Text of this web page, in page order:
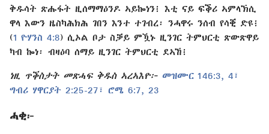
ቅዱሳት ጽሑፋት ዚሰማማዕንዶ ኣይኰነን፧ እቲ ናይ ፍቕሪ ኣምላኽሲ
ዋላ እውን ዜስካሕክሕ ገበን እንተ ተገብረ፡ ንሓዋሩ ንሰብ የሳቒ ድዩ፧
(1 ዮሃንስ 4:8) ሲኦል ቦታ ስቓይ ምዃኑ ዚንገር ትምህርቲ ጽውጽዋይ
ካብ ኰነ፡ ብዛዕባ ሰማይ ዚንገር ትምህርቲ ደኣኸ፧
ነዚ ጥቕስታት መጽሓፍ ቅዱስ ኣረኣእዮ፦ መዝሙር 146:3, 4፣
ግብሪ ሃዋርያት 2:25-27፣
ሮሜ 6:7, 23
ሓቂ፦